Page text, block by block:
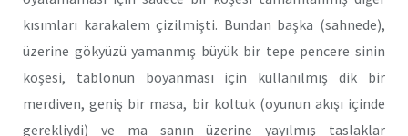
kısımları karakalem çizilmişti. Bundan başka (sahnede),
üzerine gökyüzü yamanmış büyük bir tepe pencere sinin
köşesi, tablonun boyanması için kullanılmış dik bir
merdiven, geniş bir masa, bir koltuk (oyunun akışı içinde
gerekliydi) ve ma sanın üzerine yayılmış taslaklar